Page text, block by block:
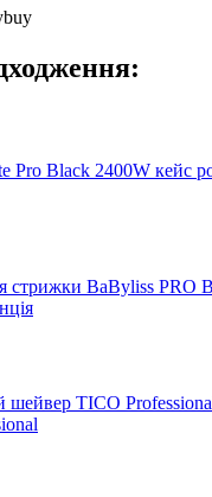
Pro Black 2400W кейс
стрижки BaByliss PRO
шейвер TICO